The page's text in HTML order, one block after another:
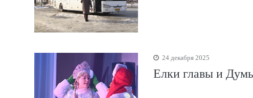
24 декабря 2025
Елки главы и